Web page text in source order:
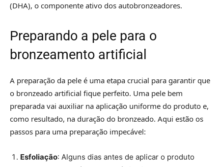
(DHA), o componente ativo dos autobronzeadores.
Preparando a pele para o
bronzeamento artificial
A preparação da pele é uma etapa crucial para garantir que
o bronzeado artificial fique perfeito. Uma pele bem
preparada vai auxiliar na aplicação uniforme do produto e,
como resultado, na duração do bronzeado. Aqui estão os
passos para uma preparação impecável:
Esfoliação: Alguns dias antes de aplicar o produto